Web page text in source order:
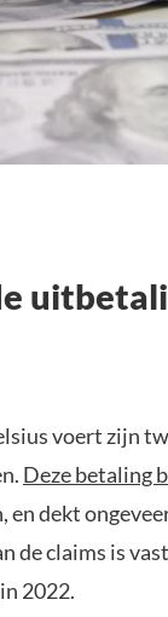
voert zijn
Deze betaling
dekt
de claims is
2022.